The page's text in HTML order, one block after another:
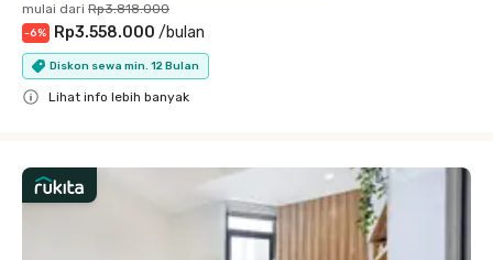
mulai dari Rp3.818.000
-6% Rp3.558.000 /bulan
Diskon sewa min. 12 Bulan
Lihat info lebih banyak